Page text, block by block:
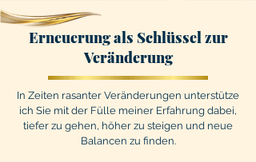
Erneuerung als Schlüssel zur
Veränderung
In Zeiten rasanter Veränderungen unterstütze
ich Sie mit der Fülle meiner Erfahrung dabei,
tiefer zu gehen, höher zu steigen und neue
Balancen zu finden.